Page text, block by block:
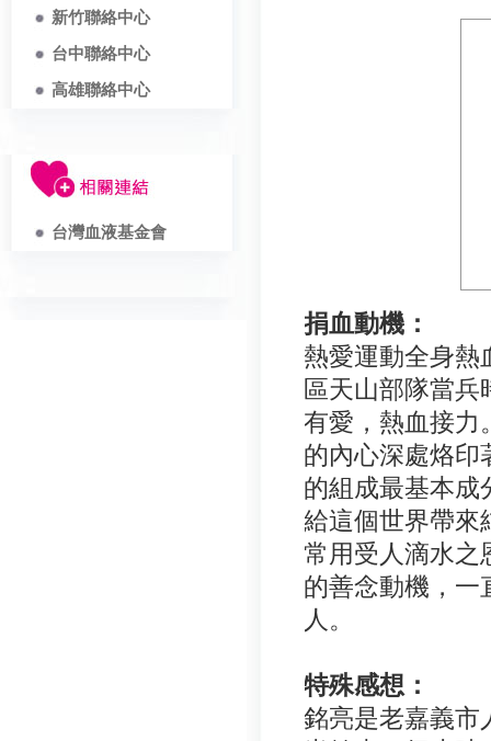
新竹聯絡中心
台中聯絡中心
高雄聯絡中心
台灣血液基金會
捐血動機：
熱愛運動全身熱
區天山部隊當
有愛，熱血接力
的內心深處烙印
的組成最基本成
給這個世界帶來
常用受人滴水之
的善念動機，一
人。
特殊感想：
銘亮是老嘉義市